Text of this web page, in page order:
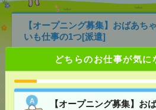
どちらのお仕事が気に
【オープニング募集】お
【オープニング募集】おばあち
いも仕事の1つ[派遣]
無資格未経験：時給1500円～ ■
OK ■扶養内OK ■日収1万2000円以上
[交通費]交通費全額支給
[勤務地]巣鴨駅/目白駅/北池袋駅/…